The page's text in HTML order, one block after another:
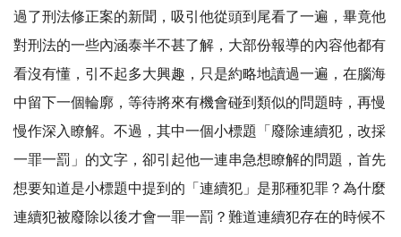
過了刑法修正案的新聞，吸引他從頭到尾看了一遍，畢竟他
對刑法的一些內涵泰半不甚了解，大部份報導的內容他都有
看沒有懂，引不起多大興趣，只是約略地讀過一遍，在腦海
中留下一個輪廓，等待將來有機會碰到類似的問題時，再慢
慢作深入瞭解。不過，其中一個小標題「廢除連續犯，改採
一罪一罰」的文字，卻引起他一連串急想瞭解的問題，首先
想要知道是小標題中提到的「連續犯」是那種犯罪？為什麼
連續犯被廢除以後才會一罪一罰？難道連續犯存在的時候不